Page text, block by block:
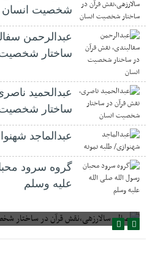
شخصیت انسان
عبدالرحمن
ساختار
عبدالحمید
ساختار
عبدالماجد
گروه سرود
علیه وسلم
صالح سالارزهی،‌نقش قرآن در ساختار